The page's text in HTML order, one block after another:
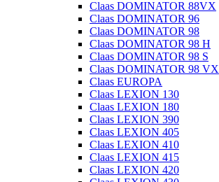
Claas DOMINATOR 88VX
Claas DOMINATOR 96
Claas DOMINATOR 98
Claas DOMINATOR 98 H
Claas DOMINATOR 98 S
Claas DOMINATOR 98 VX
Claas EUROPA
Claas LEXION 130
Claas LEXION 180
Claas LEXION 390
Claas LEXION 405
Claas LEXION 410
Claas LEXION 415
Claas LEXION 420